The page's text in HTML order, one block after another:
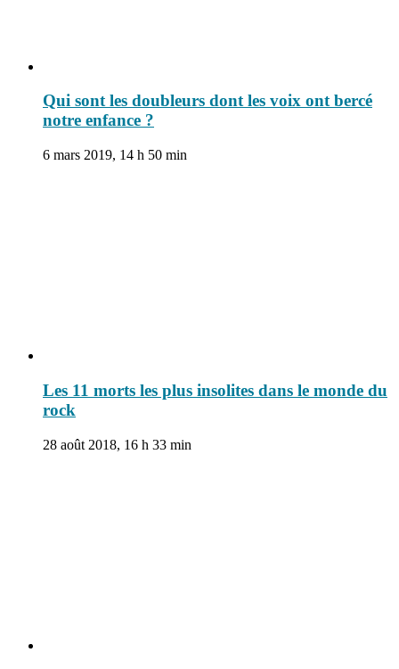
Qui sont les doubleurs dont les voix ont bercé
notre enfance ?
6 mars 2019, 14 h 50 min
Les 11 morts les plus insolites dans le monde du
rock
28 août 2018, 16 h 33 min